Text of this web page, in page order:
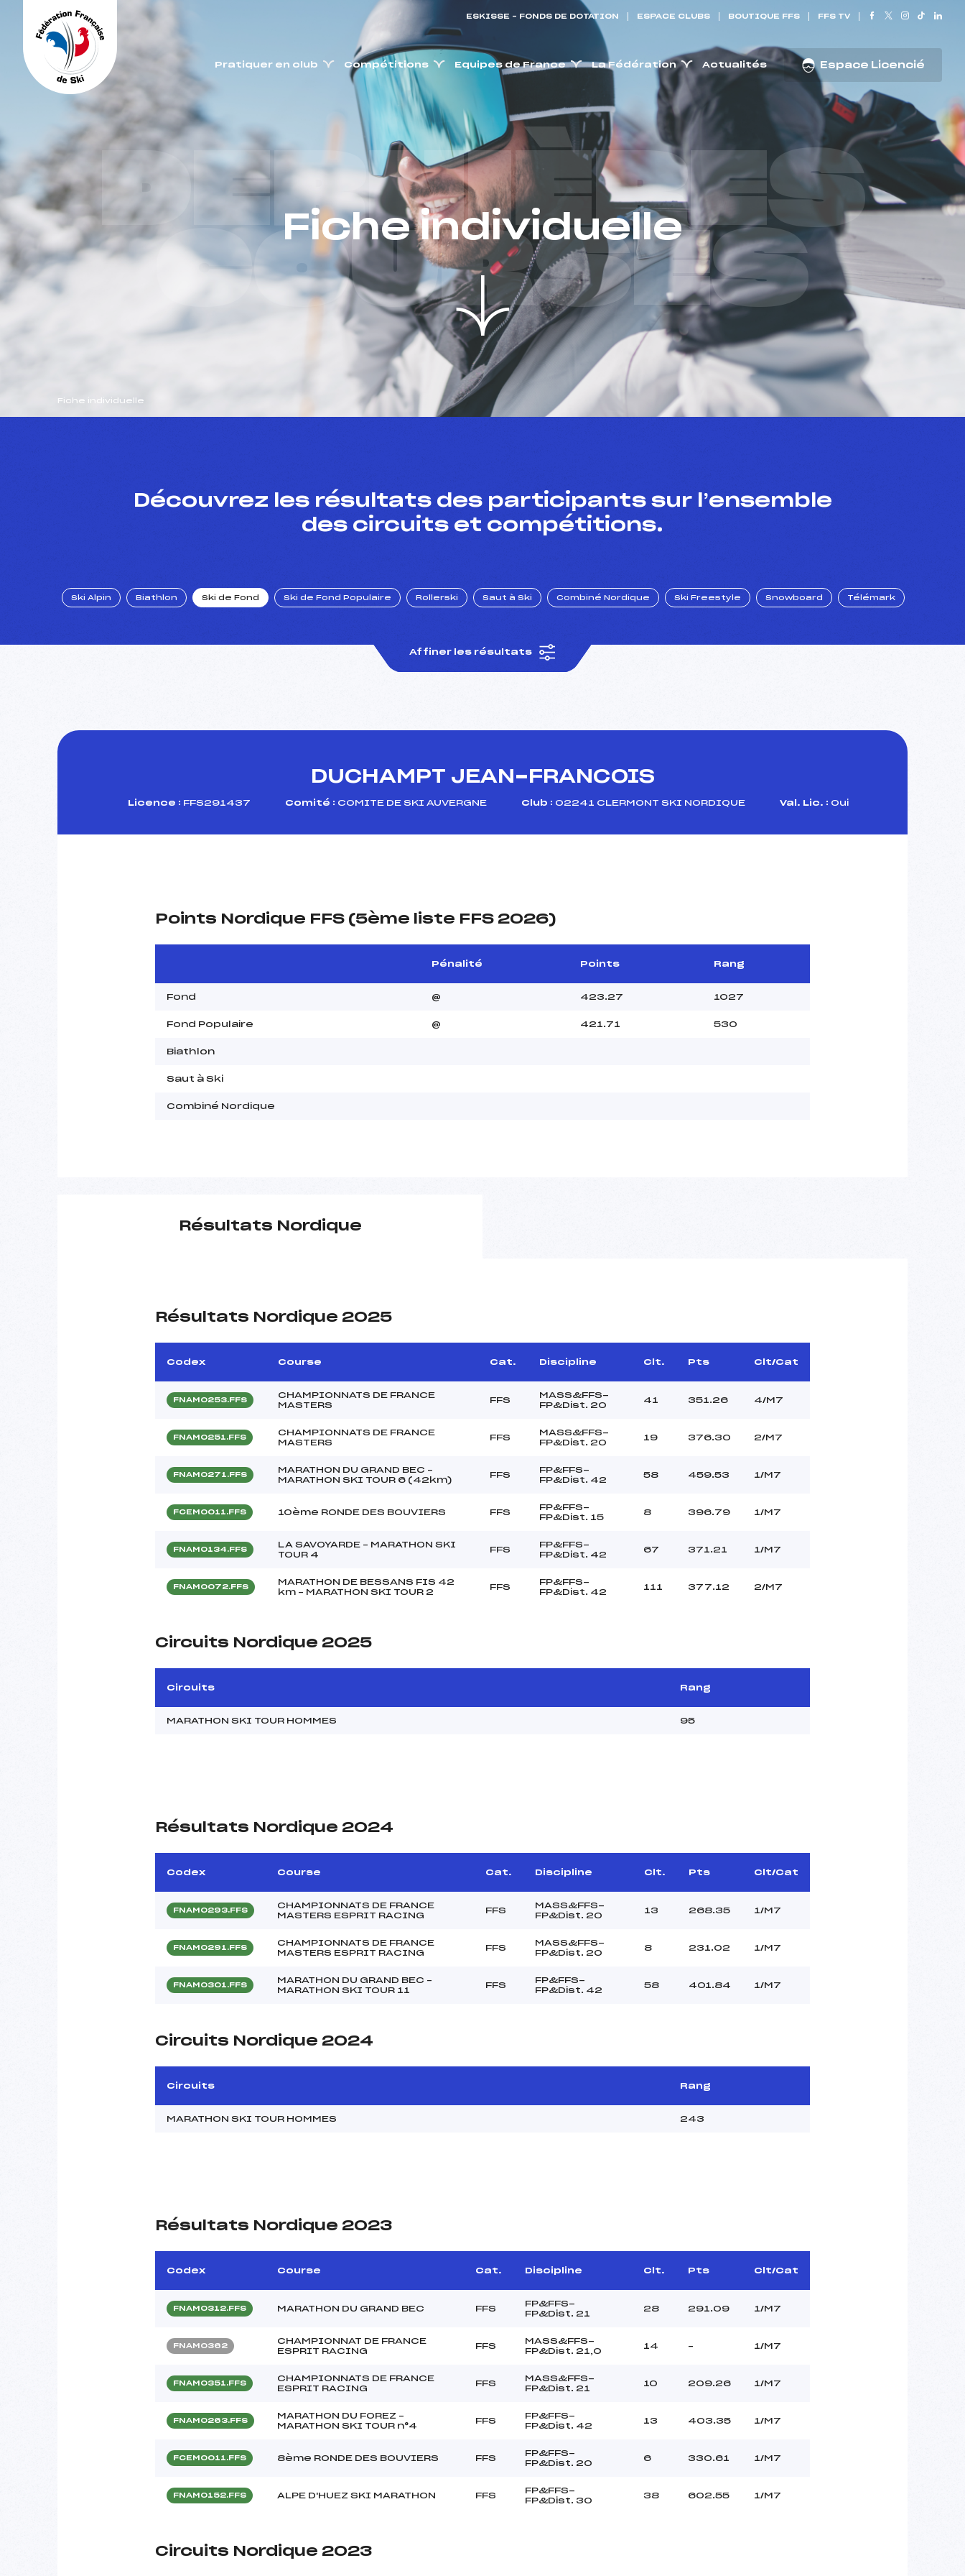
ESKISSE – FONDS DE DOTATION ESPACE CLUBS BOUTIQUE FFS FFS TV
Pratiquer en club Compétitions Equipes de France La Fédération Actualités Espace Licencié
DERNIÈRES
COURSES
Fiche individuelle
Fiche individuelle
Découvrez les résultats des participants sur l’ensemble
des circuits et compétitions.
Ski Alpin Biathlon Ski de Fond Ski de Fond Populaire Rollerski Saut à Ski Combiné Nordique Ski Freestyle Snowboard Télémark
Affiner les résultats
DUCHAMPT JEAN-FRANCOIS
Licence : FFS291437 Comité : COMITE DE SKI AUVERGNE Club : 02241 CLERMONT SKI NORDIQUE Val. Lic. : Oui
Points Nordique FFS (5ème liste FFS 2026)
Pénalité Points Rang
Fond @ 423.27 1027
Fond Populaire @ 421.71 530
Biathlon
Saut à Ski
Combiné Nordique
Résultats Nordique
Résultats Nordique 2025
Codex Course Cat. Discipline Clt. Pts Clt/Cat
FNAM0253.FFS
CHAMPIONNATS DE FRANCE
MASTERS
FFS
MASS&FFS-
FP&Dist. 20
41 351.26 4/M7
FNAM0251.FFS
CHAMPIONNATS DE FRANCE
MASTERS
FFS
MASS&FFS-
FP&Dist. 20
19 376.30 2/M7
FNAM0271.FFS
MARATHON DU GRAND BEC –
MARATHON SKI TOUR 6 (42km)
FFS
FP&FFS-
FP&Dist. 42
58 459.53 1/M7
FCEM0011.FFS 10ème RONDE DES BOUVIERS FFS
FP&FFS-
FP&Dist. 15
8 396.79 1/M7
FNAM0134.FFS
LA SAVOYARDE – MARATHON SKI
TOUR 4
FFS
FP&FFS-
FP&Dist. 42
67 371.21 1/M7
FNAM0072.FFS
MARATHON DE BESSANS FIS 42
km – MARATHON SKI TOUR 2
FFS
FP&FFS-
FP&Dist. 42
111 377.12 2/M7
Circuits Nordique 2025
Circuits Rang
MARATHON SKI TOUR HOMMES 95
Résultats Nordique 2024
Codex Course Cat. Discipline Clt. Pts Clt/Cat
FNAM0293.FFS
CHAMPIONNATS DE FRANCE
MASTERS ESPRIT RACING
FFS
MASS&FFS-
FP&Dist. 20
13 268.35 1/M7
FNAM0291.FFS
CHAMPIONNATS DE FRANCE
MASTERS ESPRIT RACING
FFS
MASS&FFS-
FP&Dist. 20
8 231.02 1/M7
FNAM0301.FFS
MARATHON DU GRAND BEC –
MARATHON SKI TOUR 11
FFS
FP&FFS-
FP&Dist. 42
58 401.84 1/M7
Circuits Nordique 2024
Circuits Rang
MARATHON SKI TOUR HOMMES 243
Résultats Nordique 2023
Codex Course Cat. Discipline Clt. Pts Clt/Cat
FNAM0312.FFS MARATHON DU GRAND BEC FFS
FP&FFS-
FP&Dist. 21
28 291.09 1/M7
FNAM0362
CHAMPIONNAT DE FRANCE
ESPRIT RACING
FFS
MASS&FFS-
FP&Dist. 21,0
14 – 1/M7
FNAM0351.FFS
CHAMPIONNATS DE FRANCE
ESPRIT RACING
FFS
MASS&FFS-
FP&Dist. 21
10 209.26 1/M7
FNAM0263.FFS
MARATHON DU FOREZ –
MARATHON SKI TOUR n°4
FFS
FP&FFS-
FP&Dist. 42
13 403.35 1/M7
FCEM0011.FFS 8ème RONDE DES BOUVIERS FFS
FP&FFS-
FP&Dist. 20
6 330.61 1/M7
FNAM0152.FFS ALPE D'HUEZ SKI MARATHON FFS
FP&FFS-
FP&Dist. 30
38 602.55 1/M7
Circuits Nordique 2023